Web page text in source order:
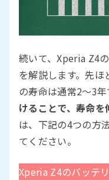
続いて、Xperia Z4
を解説します。先
の寿命は通常2〜3
けることで、寿命
は、下記の4つの方
てください。
Xperia Z4のバッテ